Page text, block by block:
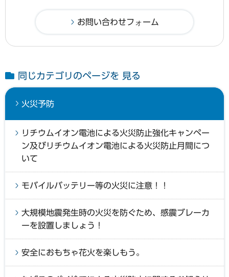
同じカテゴリのページを 見る
火災予防
リチウムイオン電池による火災防止強化キャンペー
ン及びリチウムイオン電池による火災防止月間につ
いて
モバイルバッテリー等の火災に注意！！
大規模地震発生時の火災を防ぐため、感震ブレーカ
ーを設置しましょう！
安全におもちゃ花火を楽しもう。